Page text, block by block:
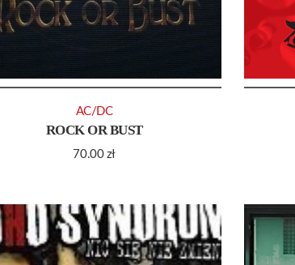
ROCK OR BUST
70.00 zł
AC/DC